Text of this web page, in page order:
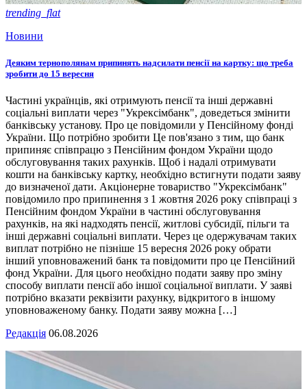
trending_flat
Новини
Деяким тернополянам припинять надсилати пенсії на картку: що треба
зробити до 15 вересня
Частині українців, які отримують пенсії та інші державні
соціальні виплати через "Укрексімбанк", доведеться змінити
банківську установу. Про це повідомили у Пенсійному фонді
України. Що потрібно зробити Це пов'язано з тим, що банк
припиняє співпрацю з Пенсійним фондом України щодо
обслуговування таких рахунків. Щоб і надалі отримувати
кошти на банківську картку, необхідно встигнути подати заяву
до визначеної дати. Акціонерне товариство "Укрексімбанк"
повідомило про припинення з 1 жовтня 2026 року співпраці з
Пенсійним фондом України в частині обслуговування
рахунків, на які надходять пенсії, житлові субсидії, пільги та
інші державні соціальні виплати. Через це одержувачам таких
виплат потрібно не пізніше 15 вересня 2026 року обрати
інший уповноважений банк та повідомити про це Пенсійний
фонд України. Для цього необхідно подати заяву про зміну
способу виплати пенсії або іншої соціальної виплати. У заяві
потрібно вказати реквізити рахунку, відкритого в іншому
уповноваженому банку. Подати заяву можна […]
Редакція 06.08.2026